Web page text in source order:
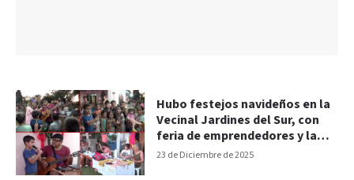
23 de Diciembre de 2025
Hubo festejos navideños en la
Vecinal Jardines del Sur, con
feria de emprendedores y la
llegada de Papá Noel